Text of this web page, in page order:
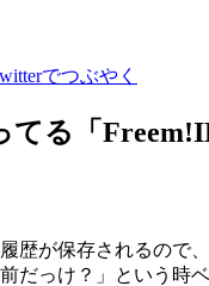
でつぶやく
てる「
歴が保存されるので
だっけ？」という時ベ